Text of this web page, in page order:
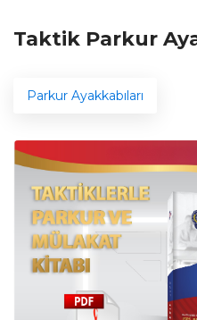
Taktik Parkur
Parkur Ayakkabıları